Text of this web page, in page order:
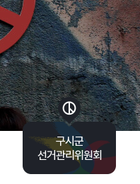
구시군
선거관리위원회
바로가기 목록 열기